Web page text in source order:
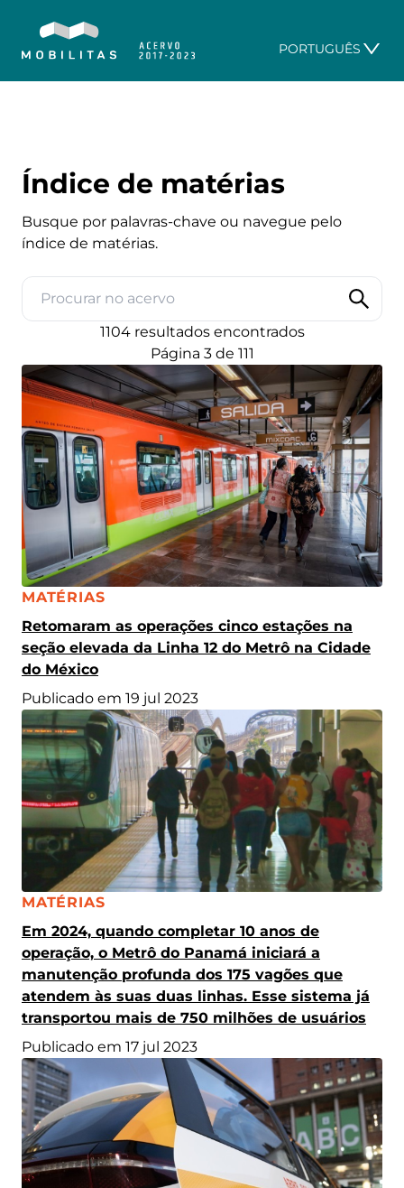
PORTUGUÊS
Índice de matérias
Busque por palavras-chave ou navegue pelo
índice de matérias.
Procurar no acervo
1104 resultados encontrados
Página 3 de 111
CATEGORIA:
MATÉRIAS
Retomaram as operações cinco estações na
seção elevada da Linha 12 do Metrô na Cidade
do México
Publicado em 19 jul 2023
CATEGORIA:
MATÉRIAS
Em 2024, quando completar 10 anos de
operação, o Metrô do Panamá iniciará a
manutenção profunda dos 175 vagões que
atendem às suas duas linhas. Esse sistema já
transportou mais de 750 milhões de usuários
Publicado em 17 jul 2023